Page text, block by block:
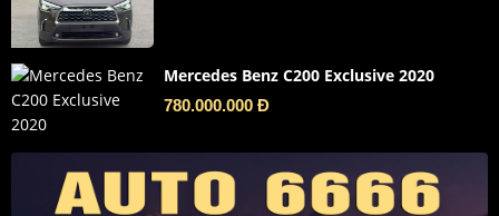
Mercedes Benz C200 Exclusive 2020
780.000.000 Đ